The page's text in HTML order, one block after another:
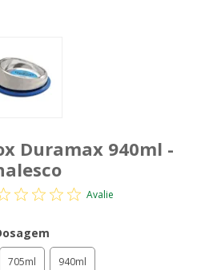
Duramax 940ml -
Avalie
705ml 940ml